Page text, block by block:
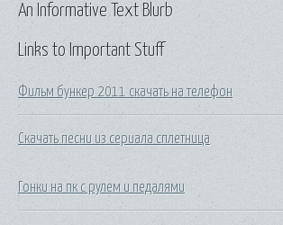
Links to Important Stuff
Фильм бункер 2011 скачать на телефон
Скачать песни из сериала сплетница
Гонки на пк с рулем и педалями
An Informative Text Blurb